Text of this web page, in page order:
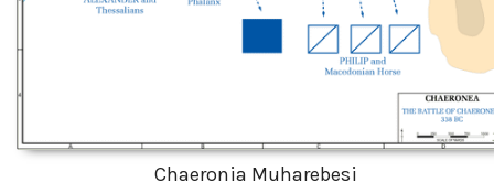
Chaeronia Muharebesi